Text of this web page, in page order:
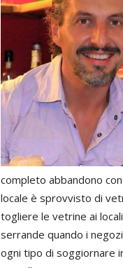
completo abbandono
locale è sprovvisto di
togliere le vetrine ai
serrande quando i
ogni tipo di soggiornare